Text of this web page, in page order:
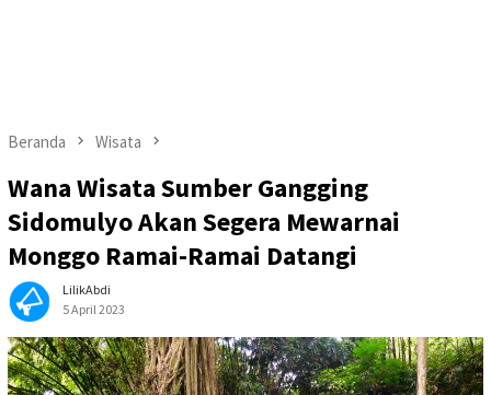
Beranda Wisata
Wana Wisata Sumber Gangging
Sidomulyo Akan Segera Mewarnai
Monggo Ramai-Ramai Datangi
LilikAbdi
5 April 2023